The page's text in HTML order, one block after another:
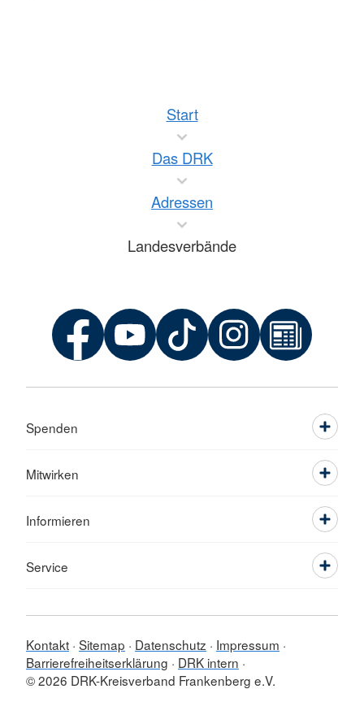
Start
Das DRK
Adressen
Landesverbände
Spenden
Mitwirken
Informieren
Service
Kontakt Sitemap Datenschutz
Impressum
Barrierefreiheitserklärung
DRK intern
© 2026 DRK-Kreisverband Frankenberg e.V.